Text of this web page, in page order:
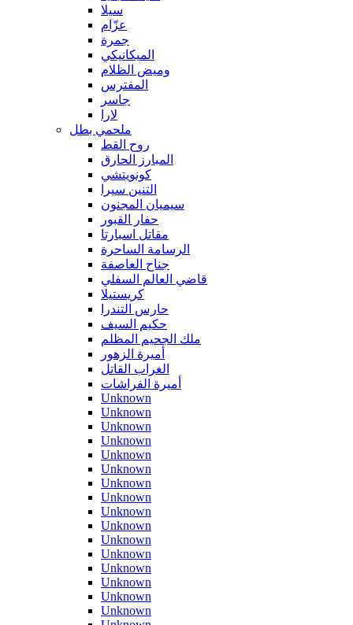
سيلا
عزّام
جمرة
الميكانيكي
وميض الظلام
المفترس
جاسر
لارا
ملحمي بطل
روح القط
المبارز الحارق
كونويتشي
التنين سيرا
سيميان المجنون
حفار القبور
مقاتل اسبارتا
الرسامة الساحرة
جناح العاصفة
قاضي العالم السفلي
كريستيلا
حارس التندرا
حكيم السيف
ملك الجحيم المظلم
أميرة الزهور
الغراب القاتل
أميرة الفراشات
Unknown
Unknown
Unknown
Unknown
Unknown
Unknown
Unknown
Unknown
Unknown
Unknown
Unknown
Unknown
Unknown
Unknown
Unknown
Unknown